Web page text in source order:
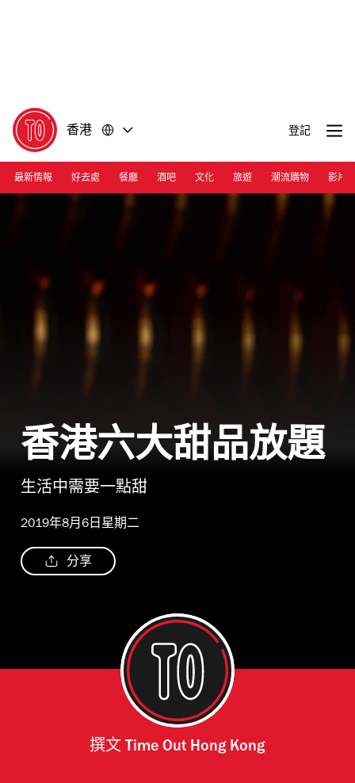
香港 登記
最新情報 好去處 餐廳 酒吧 文化 旅遊 潮流購物 影片
香港六大甜品放題
生活中需要一點甜
2019年8月6日星期二
分享
撰文 Time Out Hong Kong